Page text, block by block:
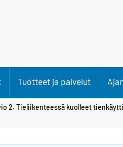
Tuotteet ja palvelut
2. Tieliikenteessä kuolleet